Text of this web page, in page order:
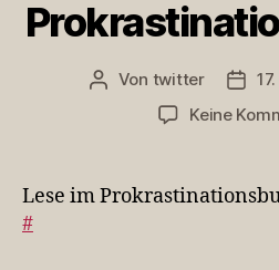
Beitragsautor
Von twitter
Keine
Lese im
#